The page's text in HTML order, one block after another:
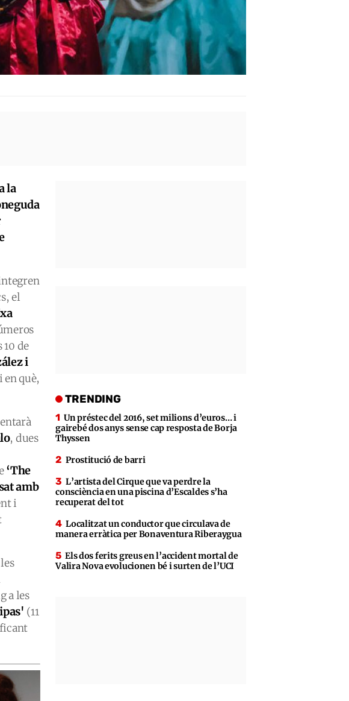
la
el
de
i
què,
, dues
‘The
amb
i
a les
(11
TRENDING
Un préstec del 2016, set milions d’euros… i
gairebé dos anys sense cap resposta de Borja
Thyssen
Prostitució de barri
L’artista del Cirque que va perdre la
consciència en una piscina d’Escaldes s’ha
recuperat del tot
Localitzat un conductor que circulava de
manera erràtica per Bonaventura Riberaygua
Els dos ferits greus en l’accident mortal de
Valira Nova evolucionen bé i surten de l’UCI